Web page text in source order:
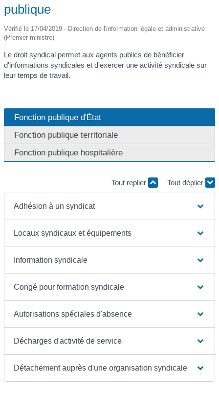
publique
Vérifié le 17/04/2019 - Direction de l'information légale et administrative
(Premier ministre)
Le droit syndical permet aux agents publics de bénéficier
d'informations syndicales et d'exercer une activité syndicale sur
leur temps de travail.
Fonction publique d'État
Fonction publique territoriale
Fonction publique hospitalière
Tout replier Tout déplier
Adhésion à un syndicat
Locaux syndicaux et équipements
Information syndicale
Congé pour formation syndicale
Autorisations spéciales d'absence
Décharges d'activité de service
Détachement auprès d'une organisation syndicale